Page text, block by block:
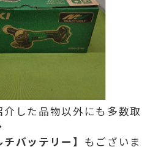
した品物以外にも多数取
バッテリー】 もございま